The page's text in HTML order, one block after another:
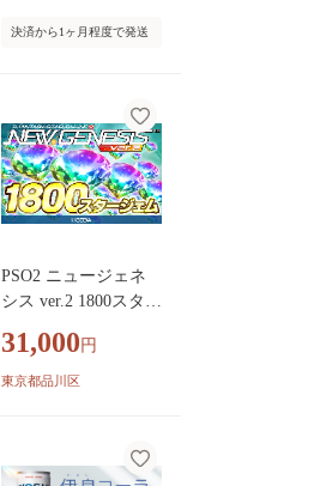
決済から1ヶ月程度で発送
PSO2 ニュージェネ
シス ver.2 1800スター
セガ SEGA アイテム
コード コード オンラ
31,000 円
東京都品川区